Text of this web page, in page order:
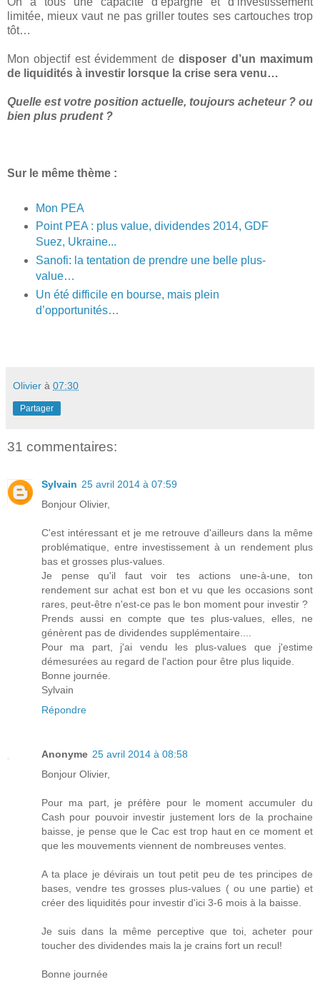
limitée, mieux vaut ne pas griller toutes ses cartouches trop
tôt…
Mon objectif est évidemment dedisposer d’un maximum
de liquidités à investir lorsque la crise sera venu…
Quelle est votre position actuelle, toujours acheteur ? ou
bien plus prudent ?
Sur le même thème :
Mon PEA
Point PEA : plus value, dividendes 2014, GDF
Suez, Ukraine...
Sanofi: la tentation de prendre une belle plus-
value…
Un été difficile en bourse, mais plein
d’opportunités…
Olivier à 07:30
Partager
31 commentaires:
Sylvain 25 avril 2014 à 07:59
Bonjour Olivier,
C'est intéressant et je me retrouve d'ailleurs dans la même
problématique, entre investissement à un rendement plus
bas et grosses plus-values.
Je pense qu'il faut voir tes actions une-à-une, ton
rendement sur achat est bon et vu que les occasions sont
rares, peut-être n'est-ce pas le bon moment pour investir ?
Prends aussi en compte que tes plus-values, elles, ne
génèrent pas de dividendes supplémentaire....
Pour ma part, j'ai vendu les plus-values que j'estime
démesurées au regard de l'action pour être plus liquide.
Bonne journée.
Sylvain
Répondre
Anonyme 25 avril 2014 à 08:58
Bonjour Olivier,
Pour ma part, je préfère pour le moment accumuler du
Cash pour pouvoir investir justement lors de la prochaine
baisse, je pense que le Cac est trop haut en ce moment et
que les mouvements viennent de nombreuses ventes.
A ta place je dévirais un tout petit peu de tes principes de
bases, vendre tes grosses plus-values ( ou une partie) et
créer des liquidités pour investir d'ici 3-6 mois à la baisse.
Je suis dans la même perceptive que toi, acheter pour
toucher des dividendes mais la je crains fort un recul!
Bonne journée